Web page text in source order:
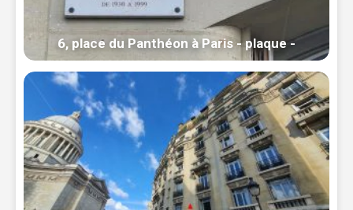
6, place du Panthéon à Paris - plaque -